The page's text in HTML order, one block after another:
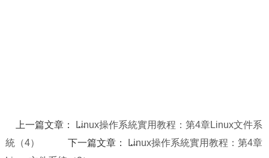
上一篇文章：
Linux操作系統實用教程：第4章Linux文件系
統（4）
下一篇文章：
Linux操作系統實用教程：第4章